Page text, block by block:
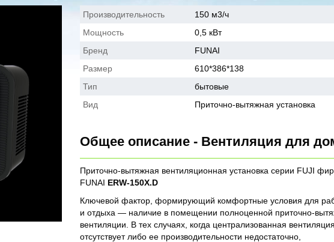
Производительность
150 м3/ч
Мощность
0,5 кВт
Бренд
FUNAI
Размер
610*386*138
Тип
бытовые
Вид
Приточно-вытяжная установка
Общее описание - Вентиляция для
Приточно-вытяжная вентиляционная установка серии FUJI
FUNAI ERW-150X.D
Ключевой фактор, формирующий комфортные условия для
и отдыха — наличие в помещении полноценной приточно-
вентиляции. В тех случаях, когда централизованная вентиляция
отсутствует либо ее производительности недостаточно,